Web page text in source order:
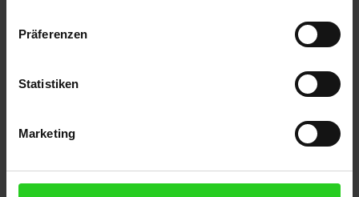
Präferenzen
Statistiken
Marketing
Der hochwertige Toaster aus Edelstahl ist wärmeisoliert.
EAN: 4008146251405
Versandinformationen